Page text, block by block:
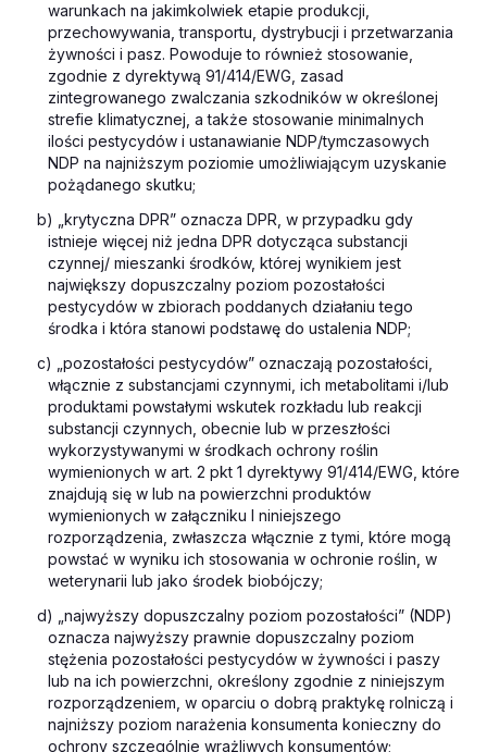
warunkach na jakimkolwiek etapie produkcji,
przechowywania, transportu, dystrybucji i przetwarzania
żywności i pasz. Powoduje to również stosowanie,
zgodnie z dyrektywą 91/414/EWG, zasad
zintegrowanego zwalczania szkodników w określonej
strefie klimatycznej, a także stosowanie minimalnych
ilości pestycydów i ustanawianie NDP/tymczasowych
NDP na najniższym poziomie umożliwiającym uzyskanie
pożądanego skutku;
b) „krytyczna DPR” oznacza DPR, w przypadku gdy
istnieje więcej niż jedna DPR dotycząca substancji
czynnej/ mieszanki środków, której wynikiem jest
największy dopuszczalny poziom pozostałości
pestycydów w zbiorach poddanych działaniu tego
środka i która stanowi podstawę do ustalenia NDP;
c) „pozostałości pestycydów” oznaczają pozostałości,
włącznie z substancjami czynnymi, ich metabolitami i/lub
produktami powstałymi wskutek rozkładu lub reakcji
substancji czynnych, obecnie lub w przeszłości
wykorzystywanymi w środkach ochrony roślin
wymienionych w art. 2 pkt 1 dyrektywy 91/414/EWG, które
znajdują się w lub na powierzchni produktów
wymienionych w załączniku I niniejszego
rozporządzenia, zwłaszcza włącznie z tymi, które mogą
powstać w wyniku ich stosowania w ochronie roślin, w
weterynarii lub jako środek biobójczy;
d) „najwyższy dopuszczalny poziom pozostałości” (NDP)
oznacza najwyższy prawnie dopuszczalny poziom
stężenia pozostałości pestycydów w żywności i paszy
lub na ich powierzchni, określony zgodnie z niniejszym
rozporządzeniem, w oparciu o dobrą praktykę rolniczą i
najniższy poziom narażenia konsumenta konieczny do
ochrony szczególnie wrażliwych konsumentów;